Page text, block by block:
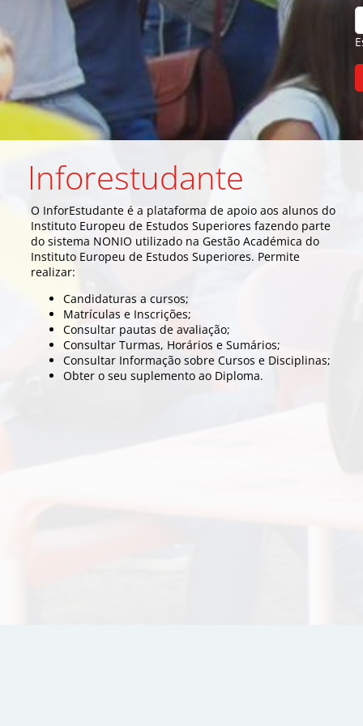
Inforestudante
O InforEstudante é a plataforma de apoio aos alunos do
Instituto Europeu de Estudos Superiores fazendo parte
do sistema NONIO utilizado na Gestão Académica do
Instituto Europeu de Estudos Superiores. Permite
realizar:
Candidaturas a cursos;
Matrículas e Inscrições;
Consultar pautas de avaliação;
Consultar Turmas, Horários e Sumários;
Consultar Informação sobre Cursos e Disciplinas;
Obter o seu suplemento ao Diploma.